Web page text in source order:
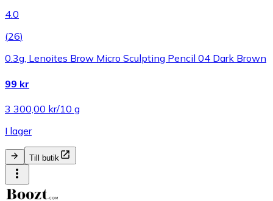
4.0
(26)
0.3g, Lenoites Brow Micro Sculpting Pencil 04 Dark Brown
99 kr
3 300,00 kr/10 g
I lager
Till butik